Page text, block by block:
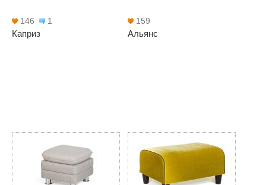
146 1
Каприз
159
Альянс